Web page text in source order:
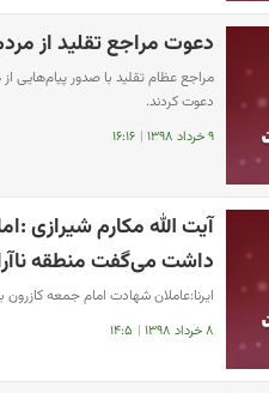
دعوت مراجع تقلید از
مراجع عظام تقلید با صدور پیام‌هایی
دعوت کردند.
۹ خرداد ۱۳۹۸ | ۱۶:۱۶
آیت الله مکارم شیرازی
داشت می‌گفت منطقه
ایرنا:عاملان شهادت امام جمعه
۸ خرداد ۱۳۹۸ | ۱۴:۵